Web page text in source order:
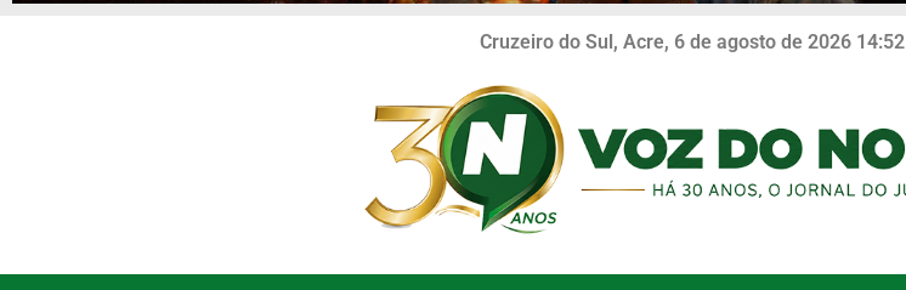
Cruzeiro do Sul, Acre, 6 de agosto de 2026 14:52